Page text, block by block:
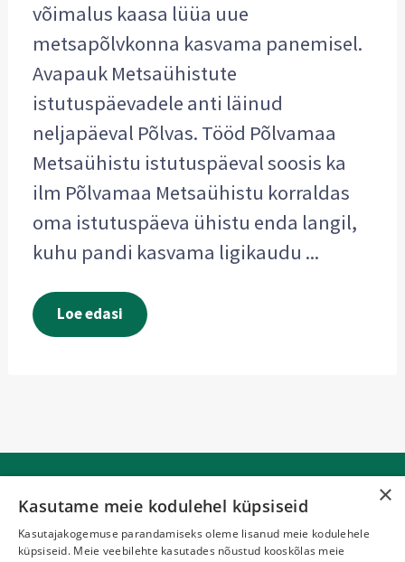
võimalus kaasa lüüa uue
metsapõlvkonna kasvama panemisel.
Avapauk Metsaühistute
istutuspäevadele anti läinud
neljapäeval Põlvas. Tööd Põlvamaa
Metsaühistu istutuspäeval soosis ka
ilm Põlvamaa Metsaühistu korraldas
oma istutuspäeva ühistu enda langil,
kuhu pandi kasvama ligikaudu ...
Loe edasi
×
Kasutame meie kodulehel küpsiseid
Kasutajakogemuse parandamiseks oleme lisanud meie kodulehele
küpsiseid. Meie veebilehte kasutades nõustud kooskõlas meie